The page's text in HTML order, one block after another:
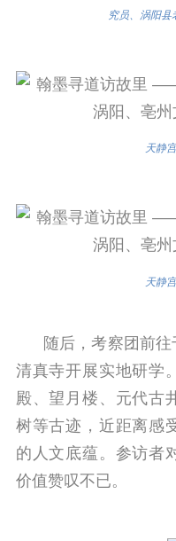
究员、涡阳县
天静
天静
随后，考察团前往
清真寺开展实地研学
殿、望月楼、元代古
树等古迹，近距离感
的人文底蕴。参访者
价值赞叹不已。